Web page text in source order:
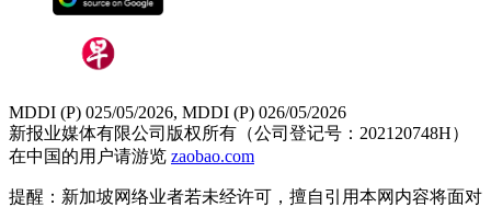
MDDI (P) 025/05/2026, MDDI (P) 026/05/2026
新报业媒体有限公司版权所有（公司登记号：202120748H）
在中国的用户请游览 zaobao.com
提醒：新加坡网络业者若未经许可，擅自引用本网内容将面对